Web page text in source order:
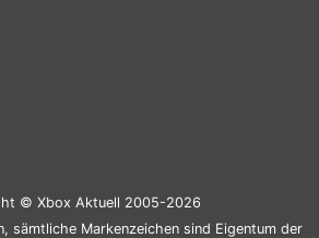
© Xbox Aktuell 2005-2026
sämtliche Markenzeichen sind Eigentum der